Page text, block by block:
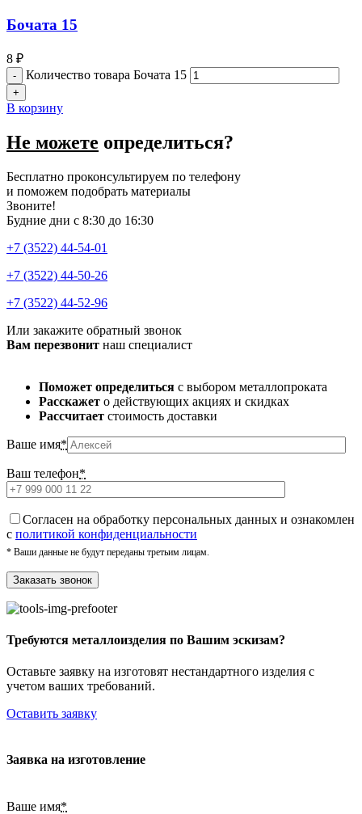
Бочата 15
8 ₽
Количество товара Бочата 15
В корзину
Не можете определиться?
Бесплатно проконсультируем по телефону
и поможем подобрать материалы
Звоните!
Будние дни с 8:30 до 16:30
+7 (3522) 44-54-01
+7 (3522) 44-50-26
+7 (3522) 44-52-96
Или закажите обратный звонок
Вам перезвонит наш специалист
Поможет определиться с выбором металлопроката
Расскажет о действующих акциях и скидках
Рассчитает стоимость доставки
Ваше имя*
Ваш телефон*
Cогласен на обработку персональных данных и ознакомлен
с политикой конфиденциальности
* Ваши данные не будут переданы третьим лицам.
Требуются металлоизделия по Вашим эскизам?
Оставьте заявку на изготовят нестандартного изделия с
учетом ваших требований.
Оставить заявку
Заявка на изготовление
Ваше имя*